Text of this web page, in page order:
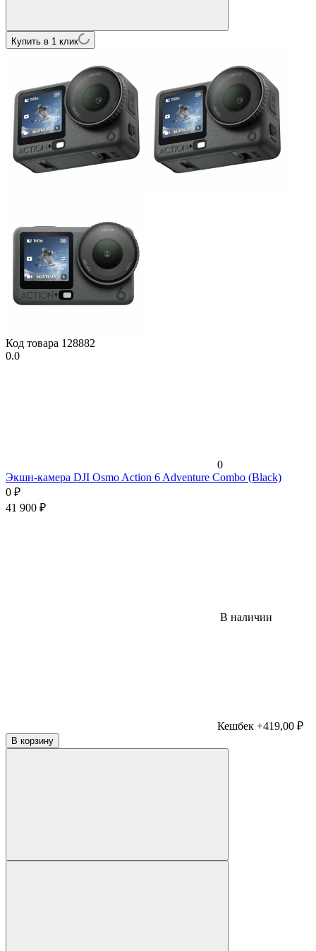
Купить в 1 клик
Код товара 128882
0.0
0
Экшн-камера DJI Osmo Action 6 Adventure Combo (Black)
0 ₽
41 900 ₽
В наличии
Кешбек +419,00 ₽
В корзину